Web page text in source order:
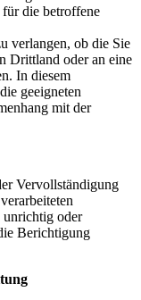
die betroffene
verlangen, ob die Sie
Drittland oder an eine
In diesem
geeigneten
mit der
Vervollständigung
unrichtig oder
Berichtigung